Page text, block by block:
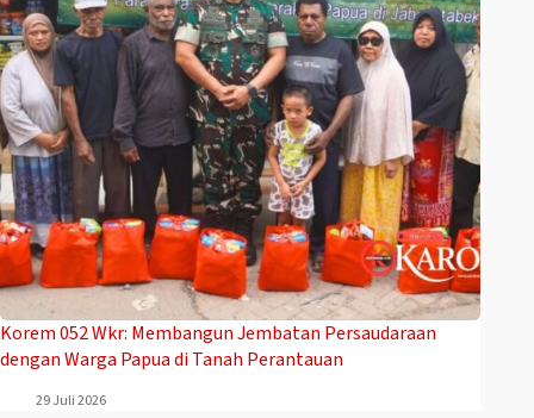
Korem 052 Wkr: Membangun Jembatan Persaudaraan
dengan Warga Papua di Tanah Perantauan
29 Juli 2026